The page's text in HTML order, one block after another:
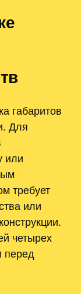
габаритов
Для
или
требует
или
четырех
перед